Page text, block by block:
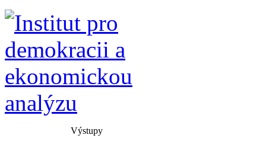
Výstupy